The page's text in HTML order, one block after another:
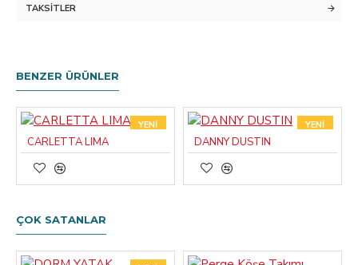
TAKSITLER
BENZER ÜRÜNLER
YENI
CARLETTA LIMA
YENI
DANNY DUSTIN
ÇOK SATANLAR